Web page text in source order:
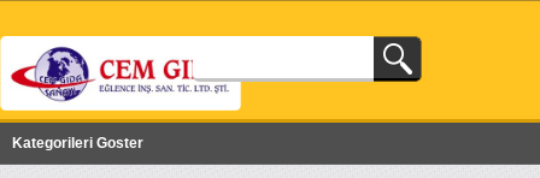
Kategorileri Goster